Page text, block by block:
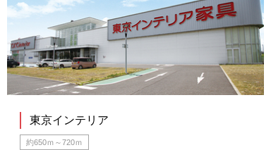
東京インテリア
約650ｍ～720ｍ